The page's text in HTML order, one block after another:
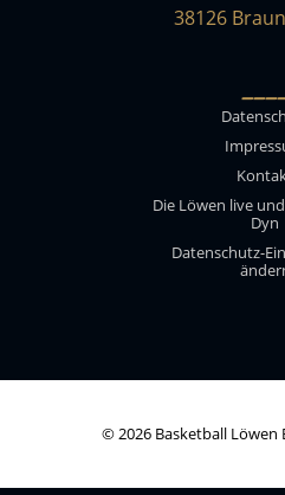
38126
Die Löwen live
Dyn
Datenschutz-
© 2026 Basketball Löwen